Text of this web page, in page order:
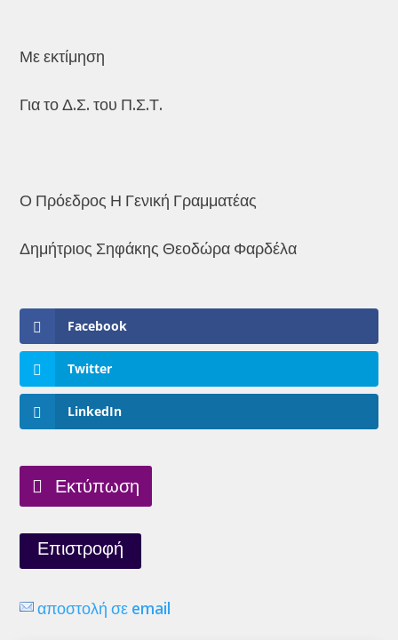
Με εκτίμηση
Για το Δ.Σ. του Π.Σ.Τ.
Ο Πρόεδρος Η Γενική Γραμματέας
Δημήτριος Σηφάκης Θεοδώρα Φαρδέλα
Facebook
Twitter
LinkedIn
Εκτύπωση
Επιστροφή
αποστολή σε email